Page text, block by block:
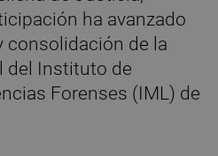
ha avanzado
consolidación de la
del Instituto de
Forenses (IML) de